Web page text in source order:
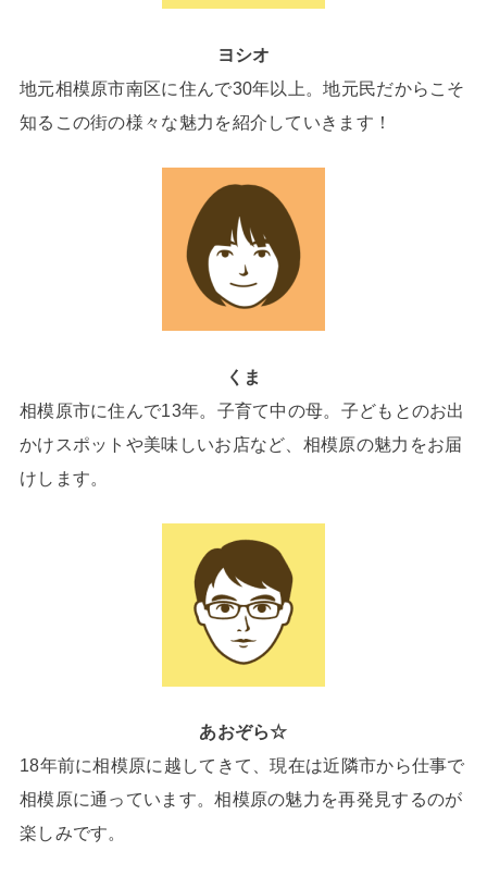
ヨシオ
地元相模原市南区に住んで30年以上。地元民だからこそ
知るこの街の様々な魅力を紹介していきます！
くま
相模原市に住んで13年。子育て中の母。子どもとのお出
かけスポットや美味しいお店など、相模原の魅力をお届
けします。
あおぞら☆
18年前に相模原に越してきて、現在は近隣市から仕事で
相模原に通っています。相模原の魅力を再発見するのが
楽しみです。